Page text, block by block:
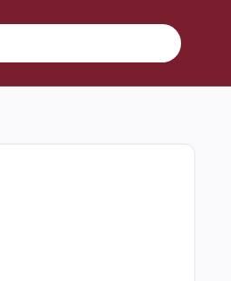
Libertadores de América